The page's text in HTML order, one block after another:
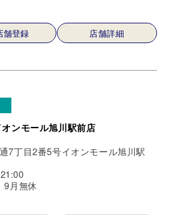
舗登録 店舗詳細
ンモール旭川駅前店
7丁目2番5号イオンモール旭川駅
9月無休